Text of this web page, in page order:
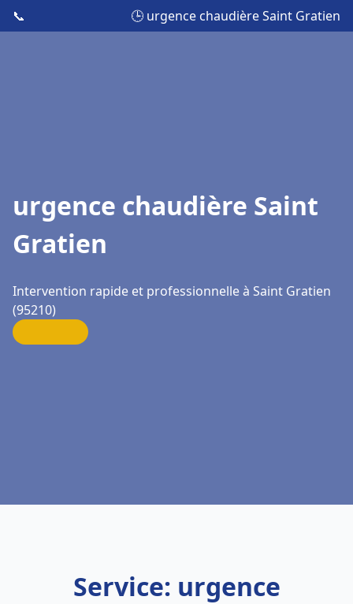
📞 🕒 urgence chaudière Saint Gratien
urgence chaudière Saint
Gratien
Intervention rapide et professionnelle à Saint Gratien
(95210)
Service: urgence